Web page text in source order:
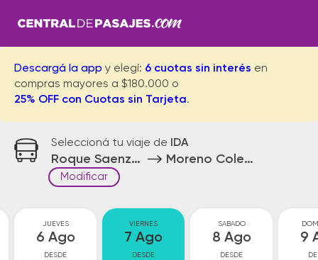
Descargá la app y elegí: 6 cuotas sin interés en
compras mayores a $180.000 o
25% OFF con Cuotas sin Tarjeta.
Seleccioná tu viaje de IDA
Roque Saenz Peña Moreno Colectora
Modificar
JUEVES
6 Ago
DESDE
VIERNES
7 Ago
DESDE
SABADO
8 Ago
DESDE
9